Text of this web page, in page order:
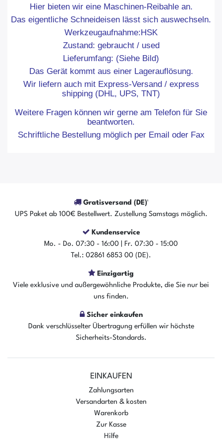
Hier bieten wir eine Maschinen-Reibahle an.
Das eigentliche Schneideisen lässt sich auswechseln.
Werkzeugaufnahme:HSK
Zustand: gebraucht / used
Lieferumfang: (Siehe Bild)
Das Gerät kommt aus einer Lagerauflösung.
Wir liefern auch mit Express-Versand / express
shipping (DHL, UPS, TNT)
Weitere Fragen können wir gerne am Telefon für Sie
beantworten.
Schriftliche Bestellung möglich per Email oder Fax
Gratisversand (DE)¹
UPS Paket ab 100€ Bestellwert. Zustellung Samstags möglich.
Kundenservice
Mo. - Do. 07:30 - 16:00 | Fr. 07:30 - 15:00
Tel.: 02861 6853 00 (DE).
Einzigartig
Viele exklusive und außergewöhnliche Produkte, die Sie nur bei
uns finden.
Sicher einkaufen
Dank verschlüsselter Übertragung erfüllen wir höchste
Sicherheits-Standards.
EINKAUFEN
Zahlungsarten
Versandarten & kosten
Warenkorb
Zur Kasse
Hilfe